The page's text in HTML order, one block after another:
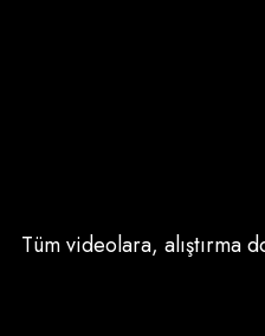
Tüm videolara, alıştırma